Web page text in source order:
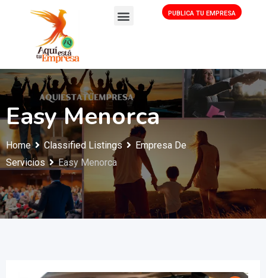
PUBLICA TU EMPRESA
Easy Menorca
Home Classified Listings
Empresa De
Servicios
Easy Menorca